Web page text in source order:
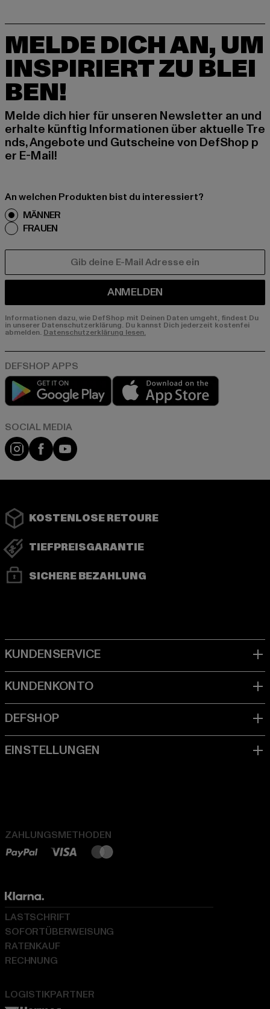
MELDE DICH AN, UM
INSPIRIERT ZU BLEI
BEN!
Melde dich hier für unseren Newsletter an und
erhalte künftig Informationen über aktuelle Tre
nds, Angebote und Gutscheine von DefShop p
er E-Mail!
An welchen Produkten bist du interessiert?
MÄNNER
FRAUEN
ANMELDEN
Informationen dazu, wie DefShop mit Deinen Daten umgeht, findest Du
in unserer Datenschutzerklärung. Du kannst Dich jederzeit kostenfei
abmelden. Datenschutzerklärung lesen.
Play market
Instagram
FacebookYouTube
KOSTENLOSE RETOURE
TIEFPREISGARANTIE
SICHERE BEZAHLUNG
ZAHLUNGSMETHODEN
LOGISTIKPARTNER
LASTSCHRIFT
SOFORTÜBERWEISUNG
RATENKAUF
RECHNUNG